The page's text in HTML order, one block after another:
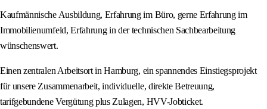
Kaufmännische Ausbildung, Erfahrung im Büro, gerne Erfahrung im
Immobilienumfeld, Erfahrung in der technischen Sachbearbeitung
wünschenswert.
Einen zentralen Arbeitsort in Hamburg, ein spannendes Einstiegsprojekt
für unsere Zusammenarbeit, individuelle, direkte Betreuung,
tarifgebundene Vergütung plus Zulagen, HVV-Jobticket.